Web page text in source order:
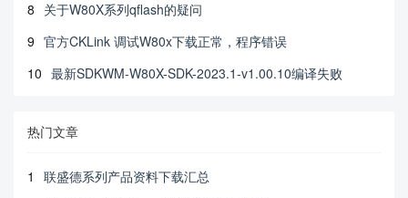
8 关于W80X系列qflash的疑问
9 官方CKLink 调试W80x下载正常，程序错误
10 最新SDKWM-W80X-SDK-2023.1-v1.00.10编译失败
热门文章
1
联盛德系列产品资料下载汇总